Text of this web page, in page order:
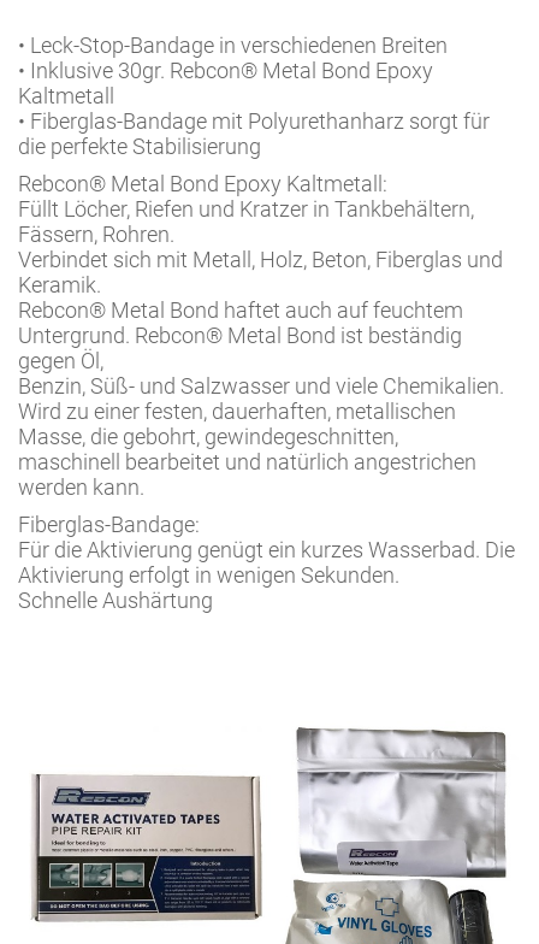
• Leck-Stop-Bandage in verschiedenen Breiten
• Inklusive 30gr. Rebcon® Metal Bond Epoxy
Kaltmetall
• Fiberglas-Bandage mit Polyurethanharz sorgt für
die perfekte Stabilisierung
Rebcon® Metal Bond Epoxy Kaltmetall:
Füllt Löcher, Riefen und Kratzer in Tankbehältern,
Fässern, Rohren.
Verbindet sich mit Metall, Holz, Beton, Fiberglas und
Keramik.
Rebcon® Metal Bond haftet auch auf feuchtem
Untergrund. Rebcon® Metal Bond ist beständig
gegen Öl,
Benzin, Süß- und Salzwasser und viele Chemikalien.
Wird zu einer festen, dauerhaften, metallischen
Masse, die gebohrt, gewindegeschnitten,
maschinell bearbeitet und natürlich angestrichen
werden kann.
Fiberglas-Bandage:
Für die Aktivierung genügt ein kurzes Wasserbad. Die
Aktivierung erfolgt in wenigen Sekunden.
Schnelle Aushärtung